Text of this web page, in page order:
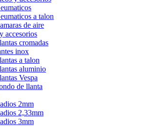
a talon
de aire
accesorios
cromadas
inox
a talon
aluminio
Vespa
de llanta
2mm
2,33mm
3mm